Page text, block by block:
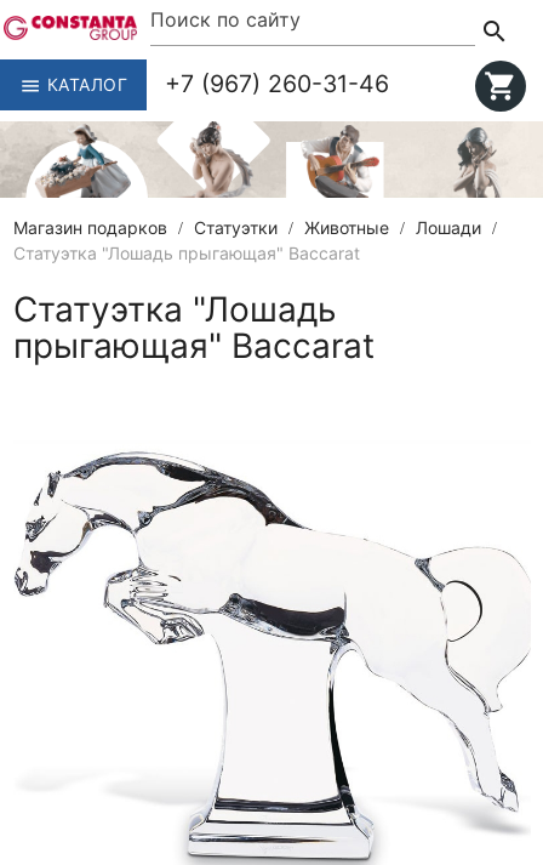
menu КАТАЛОГ
search
+7 (967) 260-31-46
shopping_cart
Магазин подарков Статуэтки Животные
Лошади
Статуэтка "Лошадь прыгающая" Baccarat
Статуэтка "Лошадь
прыгающая" Baccarat